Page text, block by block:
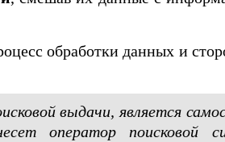
обработки данных и
выдачи, является
оператор поисковой